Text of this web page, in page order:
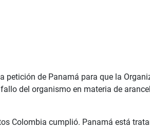
petición de Panamá para que la
del organismo en materia de
Colombia cumplió. Panamá está